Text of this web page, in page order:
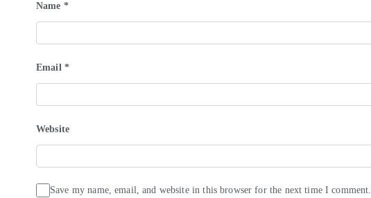
Name *
Email *
Website
Save my name, email, and website in this browser for the next time I comment.